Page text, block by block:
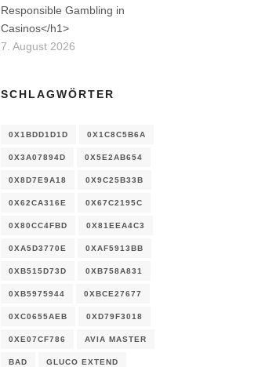
Responsible Gambling in
Casinos</h1>
7. August 2026
SCHLAGWÖRTER
0X1BDD1D1D 0X1C8C5B6A
0X3A07894D 0X5E2AB654
0X8D7E9A18 0X9C25B33B
0X62CA316E 0X67C2195C
0X80CC4FBD 0X81EEA4C3
0XA5D3770E 0XAF5913BB
0XB515D73D 0XB758A831
0XB5975944 0XBCE27677
0XC0655AEB 0XD79F3018
0XE07CF786 AVIA MASTER
BAD GLUCO EXTEND